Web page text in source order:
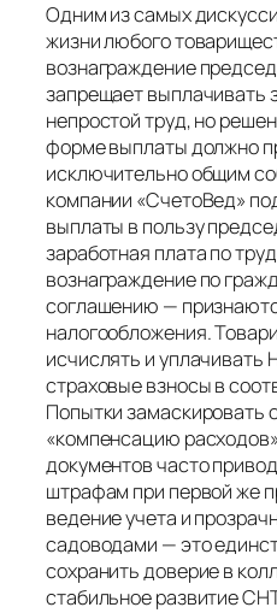
Одним из самых
жизни любого
вознаграждение
запрещает выплачивать
непростой труд, но
форме выплаты должно
исключительно общим
компании «СчетоВед»
выплаты в пользу
заработная плата по
вознаграждение по
соглашению —
налогообложения.
исчислять и уплачивать
страховые взносы в
Попытки замаскировать
«компенсацию
документов часто
штрафам при первой же
ведение учета и
садоводами — это
сохранить доверие в
стабильное развитие